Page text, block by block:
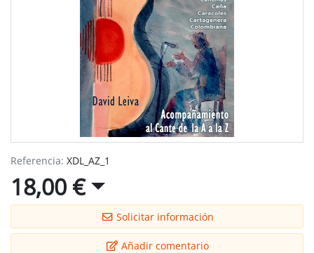
Referencia: XDL_AZ_1
18,00 €
Solicitar información
Añadir comentario